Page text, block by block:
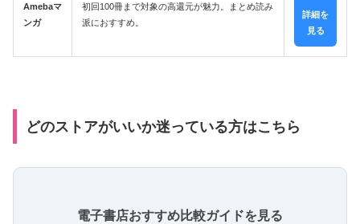
Amebaマ
ンガ
初回100冊まで対象の高還元が魅力。まとめ読み
派におすすめ。
詳細を
見る
どのストアがいいか迷っている方はこちら
電子書店おすすめ比較ガイドを見る